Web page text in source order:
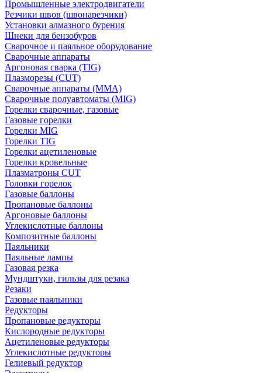
Промышленные электродвигатели
Резчики швов (швонарезчики)
Установки алмазного бурения
Шнеки для бензобуров
Сварочное и паяльное оборудование
Сварочные аппараты
Аргоновая сварка (TIG)
Плазморезы (CUT)
Сварочные аппараты (MMA)
Сварочные полуавтоматы (MIG)
Горелки сварочные, газовые
Газовые горелки
Горелки MIG
Горелки TIG
Горелки ацетиленовые
Горелки кровельные
Плазматроны CUT
Головки горелок
Газовые баллоны
Пропановые баллоны
Аргоновые баллоны
Углекислотные баллоны
Композитные баллоны
Паяльники
Паяльные лампы
Газовая резка
Мундштуки, гильзы для резака
Резаки
Газовые паяльники
Редукторы
Пропановые редукторы
Кислородные редукторы
Ацетиленовые редукторы
Углекислотные редукторы
Гелиевый редуктор